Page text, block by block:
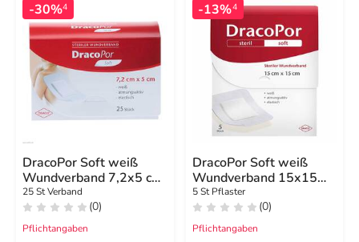
-30%4
DracoPor Soft weiß
Wundverband 7,2x5 cm
steril
25 St Verband
(0)
Pflichtangaben
-13%4
DracoPor Soft weiß
Wundverband 15x15
cm steril
5 St Pflaster
(0)
Pflichtangaben